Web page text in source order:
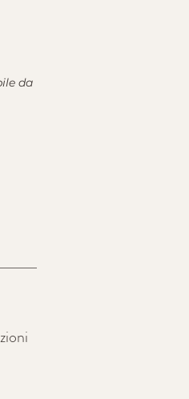
da